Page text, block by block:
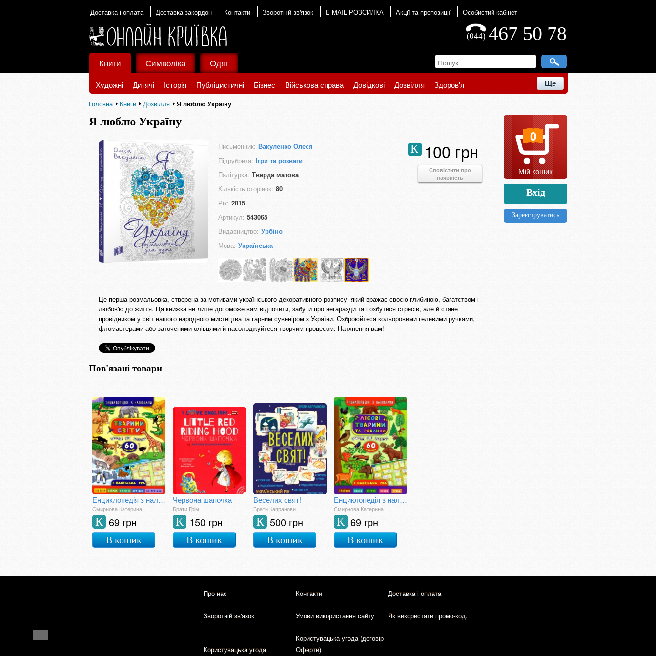
Доставка і оплата Доставка закордон Контакти Зворотній зв'язок E-MAIL РОЗСИЛКА Акції та пропозиції Особистий кабінет
467 50 78
(044)
Книги
Художні Дитячі Історія Публіцистичні Бізнес Військова справа Довідкові Дозвілля Здоров'я Ще
Символіка Одяг
Головна Книги Дозвілля Я люблю Україну
Я люблю Україну
Письменник: Вакуленко Олеся
Підрубрика: Ігри та розваги
Палітурка: Тверда матова
Кількість сторінок: 80
Рік: 2015
Артикул: 543065
Видавництво: Урбіно
Мова: Українська
100 грн
К
Сповістити про
наявність
Це перша розмальовка, створена за мотивами українського декоративного розпису, який вражає своєю глибиною, багатством і
любов'ю до життя. Ця книжка не лише допоможе вам відпочити, забути про негаразди та позбутися стресів, але й стане
провідником у світ нашого народного мистецтва та гарним сувеніром з України. Озброюйтеся кольоровими гелевими ручками,
фломастерами або заточеними олівцями й насолоджуйтеся творчим процесом. Натхнення вам!
Пов'язані товари
Енциклопедія з наліпками.Тварини світу.(+ настільна гра)
Смирнова Катерина
69 грн
К
В кошик
Червона шапочка
Брати Грім
150 грн
К
В кошик
Веселих свят!
Брати Капранови
500 грн
К
В кошик
Енциклопедія з наліпками. Лісові тварини та рослини. (+ настільна гра)
Смирнова Катерина
69 грн
К
В кошик
0
Мій кошик
Вхід
Зареєструватись
Про нас Контакти Доставка і оплата
Зворотній зв'язок Умови використання сайту Як використати промо-код.
Користувацька угода
Користувацька угода (договір
Оферти)